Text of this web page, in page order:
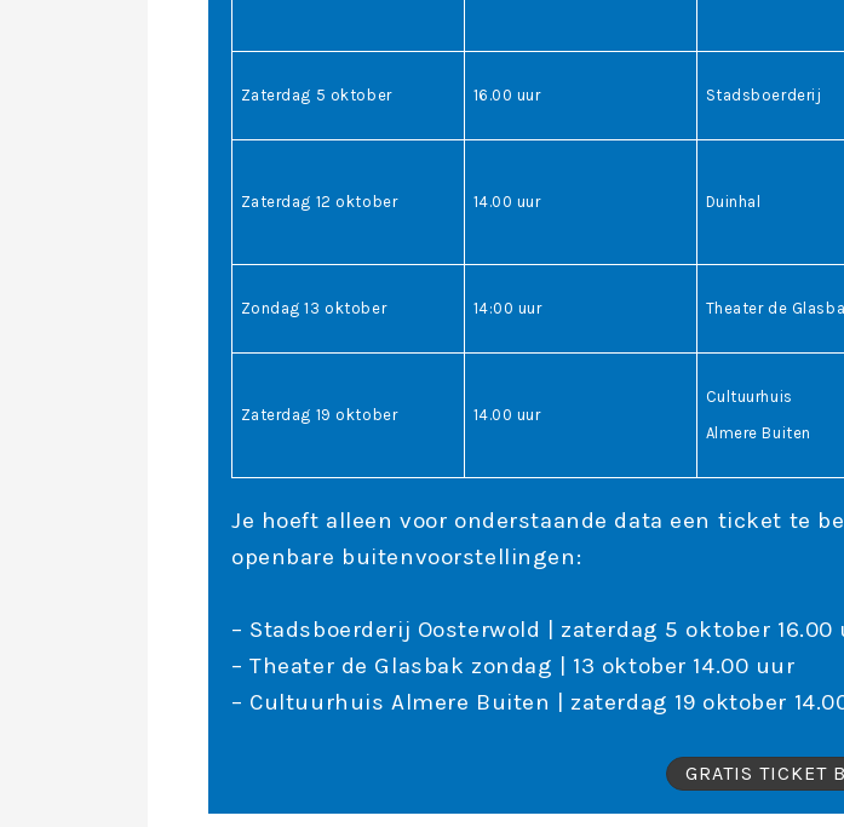
Zaterdag 5 oktober 16.00 uur Stadsboerderij
Zaterdag 12 oktober 14.00 uur Duinhal
Zondag 13 oktober 14:00 uur Theater de
Zaterdag 19 oktober 14.00 uur
Cultuurhuis
Almere Buiten
Je hoeft alleen voor onderstaande data een ticket te
openbare buitenvoorstellingen:
– Stadsboerderij Oosterwold | zaterdag 5 oktober 16.00
– Theater de Glasbak zondag | 13 oktober 14.00 uur
– Cultuurhuis Almere Buiten | zaterdag 19 oktober
GRATIS TICKET